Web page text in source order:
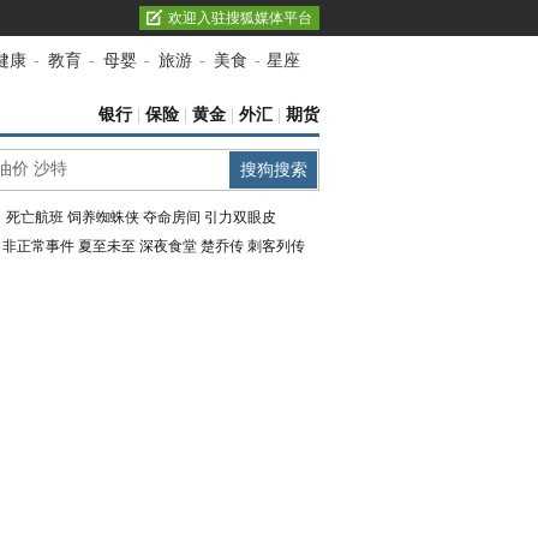
欢迎入驻搜狐媒体平台
康 - 教育 - 母婴 - 旅游 - 美食 - 星座
银行| 保险 黄金 外汇 期货
死亡航班 饲养蜘蛛侠 夺命房间 引力双眼皮
非正常事件 夏至未至 深夜食堂 楚乔传 刺客列传